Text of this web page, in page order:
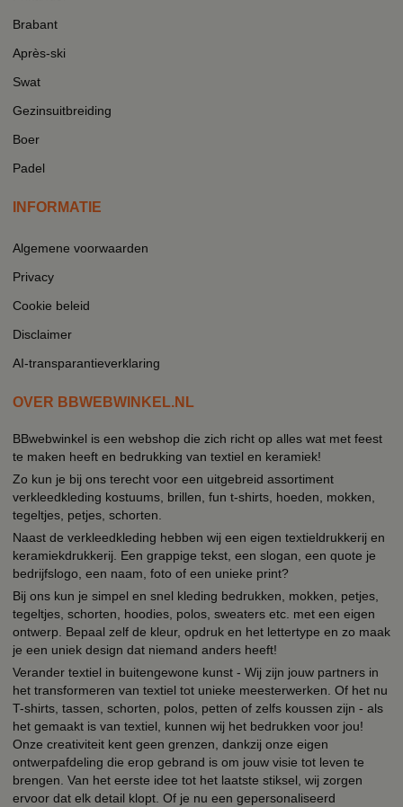
Brabant
Après-ski
Swat
Gezinsuitbreiding
Boer
Padel
INFORMATIE
Algemene voorwaarden
Privacy
Cookie beleid
Disclaimer
AI-transparantieverklaring
OVER BBWEBWINKEL.NL
BBwebwinkel is een webshop die zich richt op alles wat met feest
te maken heeft en bedrukking van textiel en keramiek!
Zo kun je bij ons terecht voor een uitgebreid assortiment
verkleedkleding kostuums, brillen, fun t-shirts, hoeden, mokken,
tegeltjes, petjes, schorten.
Naast de verkleedkleding hebben wij een eigen textieldrukkerij en
keramiekdrukkerij. Een grappige tekst, een slogan, een quote je
bedrijfslogo, een naam, foto of een unieke print?
Bij ons kun je simpel en snel kleding bedrukken, mokken, petjes,
tegeltjes, schorten, hoodies, polos, sweaters etc. met een eigen
ontwerp. Bepaal zelf de kleur, opdruk en het lettertype en zo maak
je een uniek design dat niemand anders heeft!
Verander textiel in buitengewone kunst - Wij zijn jouw partners in
het transformeren van textiel tot unieke meesterwerken. Of het nu
T-shirts, tassen, schorten, polos, petten of zelfs koussen zijn - als
het gemaakt is van textiel, kunnen wij het bedrukken voor jou!
Onze creativiteit kent geen grenzen, dankzij onze eigen
ontwerpafdeling die erop gebrand is om jouw visie tot leven te
brengen. Van het eerste idee tot het laatste stiksel, wij zorgen
ervoor dat elk detail klopt. Of je nu een gepersonaliseerd